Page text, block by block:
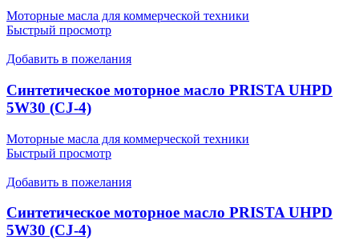
Моторные масла для коммерческой техники
Быстрый просмотр
Добавить в пожелания
Синтетическое моторное масло PRISTA UHPD
5W30 (CJ-4)
Моторные масла для коммерческой техники
Быстрый просмотр
Добавить в пожелания
Синтетическое моторное масло PRISTA UHPD
5W30 (CJ-4)